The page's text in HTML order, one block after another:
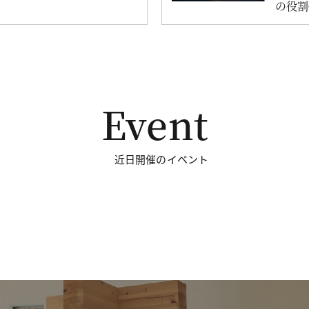
の役
Event
近日開催のイベント